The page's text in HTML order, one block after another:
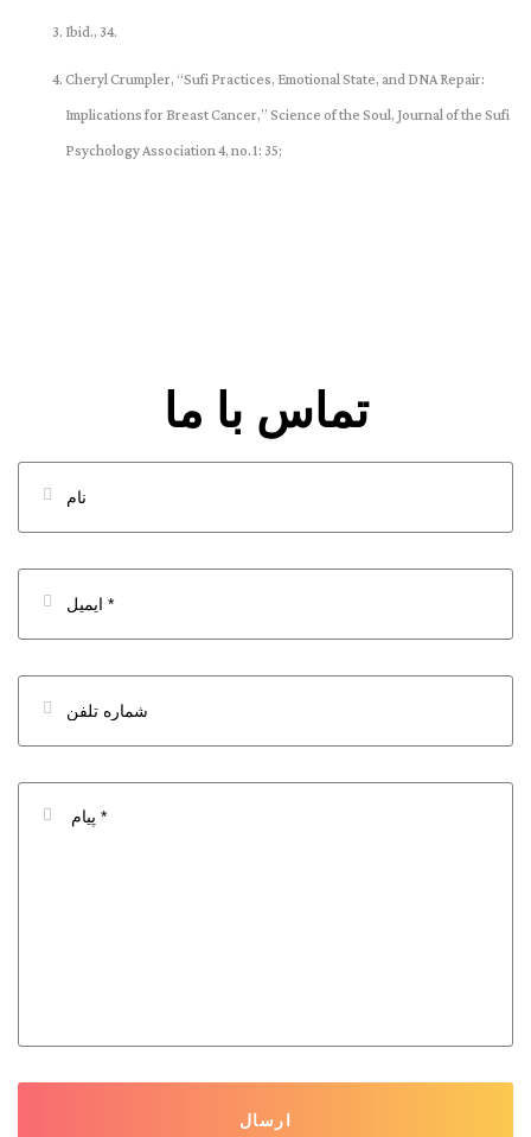
Ibid., 34.
Cheryl Crumpler, “Sufi Practices, Emotional State, and DNA Repair:
Implications for Breast Cancer,” Science of the Soul, Journal of the Sufi
Psychology Association 4, no.1: 35;
تماس با ما
ارسال